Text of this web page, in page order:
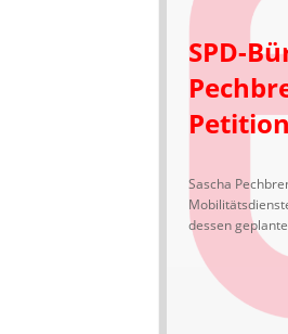
SPD-
Sascha
dessen